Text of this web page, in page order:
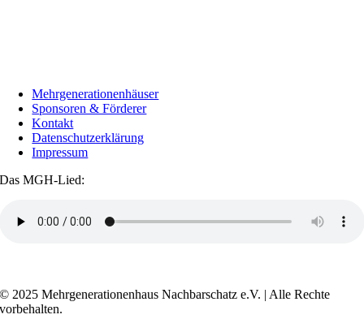
Mehrgenerationenhäuser
Sponsoren & Förderer
Kontakt
Datenschutzerklärung
Impressum
Das MGH-Lied:
© 2025 Mehrgenerationenhaus Nachbarschatz e.V. | Alle Rechte
vorbehalten.